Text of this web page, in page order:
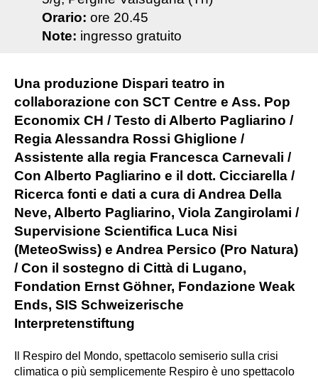
Orario: ore 20.45
Note: ingresso gratuito
Una produzione Dispari teatro in
collaborazione con SCT Centre e Ass. Pop
Economix CH / Testo di Alberto Pagliarino /
Regia Alessandra Rossi Ghiglione /
Assistente alla regia Francesca Carnevali /
Con Alberto Pagliarino e il dott. Cicciarella /
Ricerca fonti e dati a cura di Andrea Della
Neve, Alberto Pagliarino, Viola Zangirolami /
Supervisione Scientifica Luca Nisi
(MeteoSwiss) e Andrea Persico (Pro Natura)
/ Con il sostegno di Città di Lugano,
Fondation Ernst Göhner, Fondazione Weak
Ends, SIS Schweizerische
Interpretenstiftung
Il Respiro del Mondo, spettacolo semiserio sulla crisi
climatica o più semplicemente Respiro è uno spettacolo